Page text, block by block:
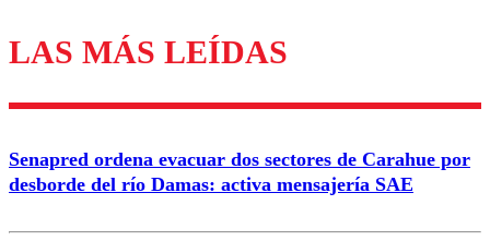
Los comentarios son moderados para garantizar un
diálogo respetuoso.
Correo
LAS MÁS LEÍDAS
Senapred ordena evacuar dos sectores de Carahue por
desborde del río Damas: activa mensajería SAE